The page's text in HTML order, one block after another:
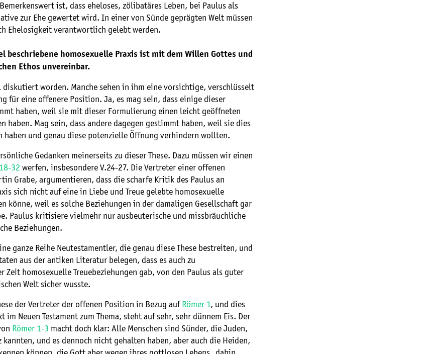
ist, dass eheloses, zölibatäres Leben, bei Paulus als
zur Ehe gewertet wird. In einer von Sünde geprägten Welt müssen
Ehelosigkeit verantwortlich gelebt werden.
beschriebene homosexuelle Praxis ist mit dem Willen Gottes und
Ethos unvereinbar.
diskutiert worden. Manche sehen in ihm eine vorsichtige, verschlüsselt
für eine offenere Position. Ja, es mag sein, dass einige dieser
haben, weil sie mit dieser Formulierung einen leicht geöffneten
haben. Mag sein, dass andere dagegen gestimmt haben, weil sie dies
haben und genau diese potenzielle Öffnung verhindern wollten.
Gedanken meinerseits zu dieser These. Dazu müssen wir einen
32 werfen, insbesondere V.24-27. Die Vertreter einer offenen
Grabe, argumentieren, dass die scharfe Kritik des Paulus an
sich nicht auf eine in Liebe und Treue gelebte homosexuelle
könne, weil es solche Beziehungen in der damaligen Gesellschaft gar
Paulus kritisiere vielmehr nur ausbeuterische und missbräuchliche
Beziehungen.
ganze Reihe Neutestamentler, die genau diese These bestreiten, und
aus der antiken Literatur belegen, dass es auch zu
Zeit homosexuelle Treuebeziehungen gab, von den Paulus als guter
Welt sicher wusste.
der Vertreter der offenen Position in Bezug auf Römer 1, und dies
im Neuen Testament zum Thema, steht auf sehr, sehr dünnem Eis. Der
Römer 1-3 macht doch klar: Alle Menschen sind Sünder, die Juden,
kannten, und es dennoch nicht gehalten haben, aber auch die Heiden,